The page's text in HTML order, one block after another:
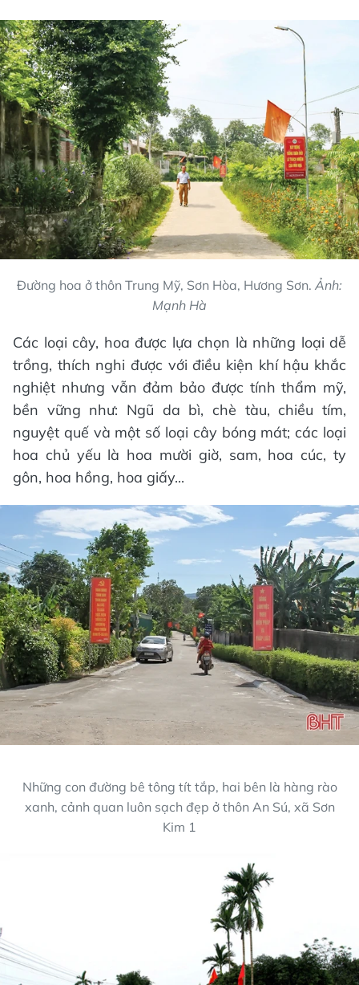
Đường hoa ở thôn Trung Mỹ, Sơn Hòa, Hương Sơn. Ảnh:
Mạnh Hà
Các loại cây, hoa được lựa chọn là những loại dễ
trồng, thích nghi được với điều kiện khí hậu khắc
nghiệt nhưng vẫn đảm bảo được tính thẩm mỹ,
bền vững như: Ngũ da bì, chè tàu, chiều tím,
nguyệt quế và một số loại cây bóng mát; các loại
hoa chủ yếu là hoa mười giờ, sam, hoa cúc, ty
gôn, hoa hồng, hoa giấy...
Những con đường bê tông tít tắp, hai bên là hàng rào
xanh, cảnh quan luôn sạch đẹp ở thôn An Sú, xã Sơn
Kim 1